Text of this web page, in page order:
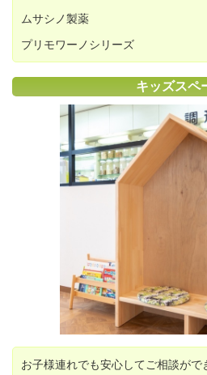
ムサシノ製薬
プリモワーノシリーズ
キッズスペ
お子様連れでも安心してご相談が